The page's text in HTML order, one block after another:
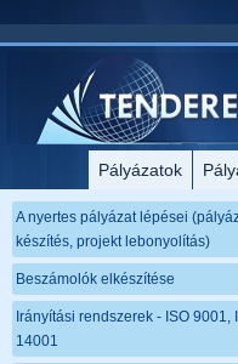
Pályázatok
A nyertes pályázat lépései
készítés, projekt lebonyolítás)
Beszámolók elkészítése
Irányítási rendszerek - ISO 9001,
14001